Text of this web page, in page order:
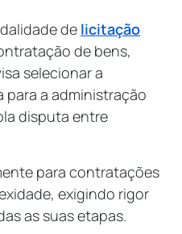
de licitação
de bens,
selecionar a
para a administração
disputa entre
para contratações
exigindo rigor
as suas etapas.